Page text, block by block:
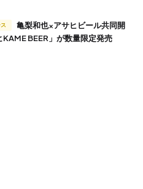
KAME BEER」が数量限定発売